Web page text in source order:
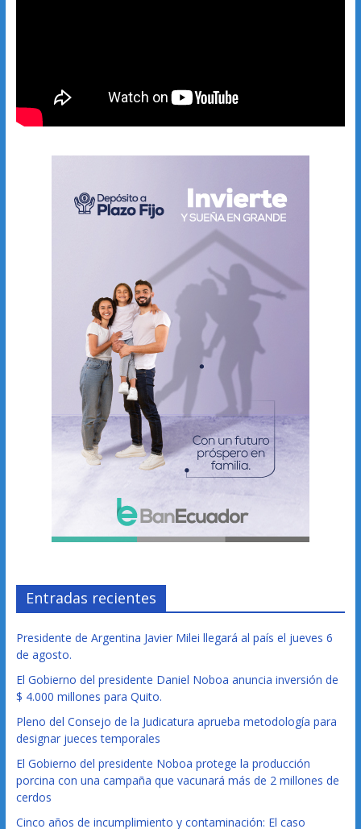
Entradas recientes
Presidente de Argentina Javier Milei llegará al país el jueves 6
de agosto.
El Gobierno del presidente Daniel Noboa anuncia inversión de
$ 4.000 millones para Quito.
Pleno del Consejo de la Judicatura aprueba metodología para
designar jueces temporales
El Gobierno del presidente Noboa protege la producción
porcina con una campaña que vacunará más de 2 millones de
cerdos
Cinco años de incumplimiento y contaminación: El caso